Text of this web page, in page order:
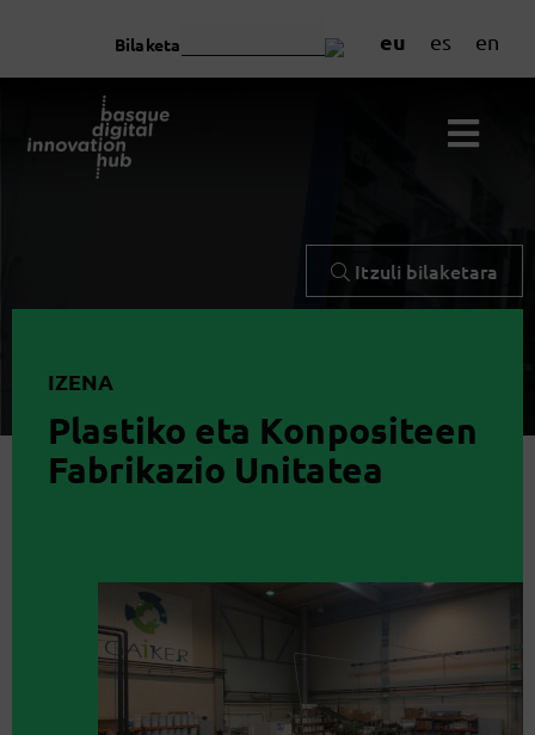
eu es en
Bilaketa
Itzuli bilaketara
IZENA
Plastiko eta Konpositeen
Fabrikazio Unitatea